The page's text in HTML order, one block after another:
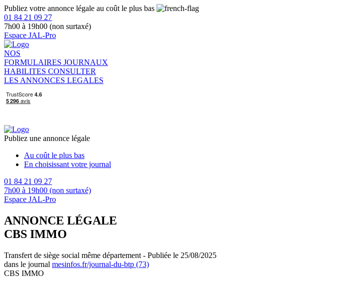
Publiez votre annonce légale au coût le plus bas
01 84 21 09 27
7h00 à 19h00 (non surtaxé)
Espace JAL-Pro
NOS
FORMULAIRES JOURNAUX
HABILITES CONSULTER
LES ANNONCES LEGALES
Publiez une annonce légale
Au coût le plus bas
En choisissant votre journal
01 84 21 09 27
7h00 à 19h00 (non surtaxé)
Espace JAL-Pro
ANNONCE LÉGALE
CBS IMMO
Transfert de siège social même département - Publiée le 25/08/2025
dans le journal mesinfos.fr/journal-du-btp (73)
CBS IMMO